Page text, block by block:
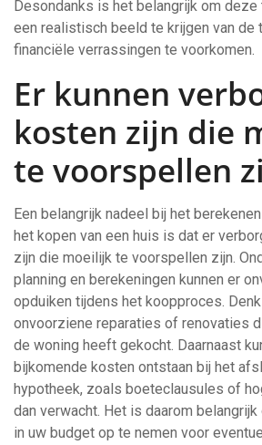
Desondanks is het belangrijk om
een realistisch beeld te krijgen van de
financiële verrassingen te voorkomen.
Er kunnen
kosten zijn die
te voorspellen
Een belangrijk nadeel bij het
het kopen van een huis is dat er
zijn die moeilijk te voorspellen zijn.
planning en berekeningen kunnen er
opduiken tijdens het koopproces.
onvoorziene reparaties of renovaties
de woning heeft gekocht. Daarnaast
bijkomende kosten ontstaan bij het
hypotheek, zoals boeteclausules of
dan verwacht. Het is daarom
in uw budget op te nemen voor